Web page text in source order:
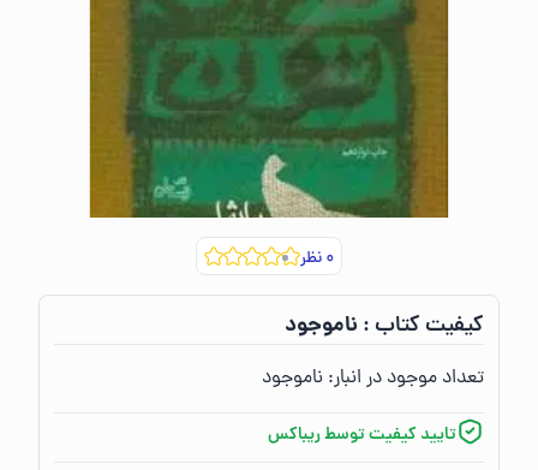
۰نظر
کیفیت کتاب :‌ ناموجود
تعداد موجود در انبار:‌ ناموجود
تایید کیفیت توسط ریباکس